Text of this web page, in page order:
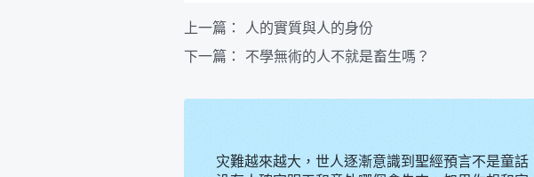
上一篇： 人的實質與人的身份
下一篇： 不學無術的人不就是畜生嗎？
灾難越來越大，世人逐漸意識到聖經預言不是童話